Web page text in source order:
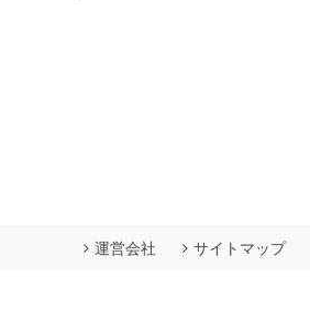
運営会社 サイトマップ